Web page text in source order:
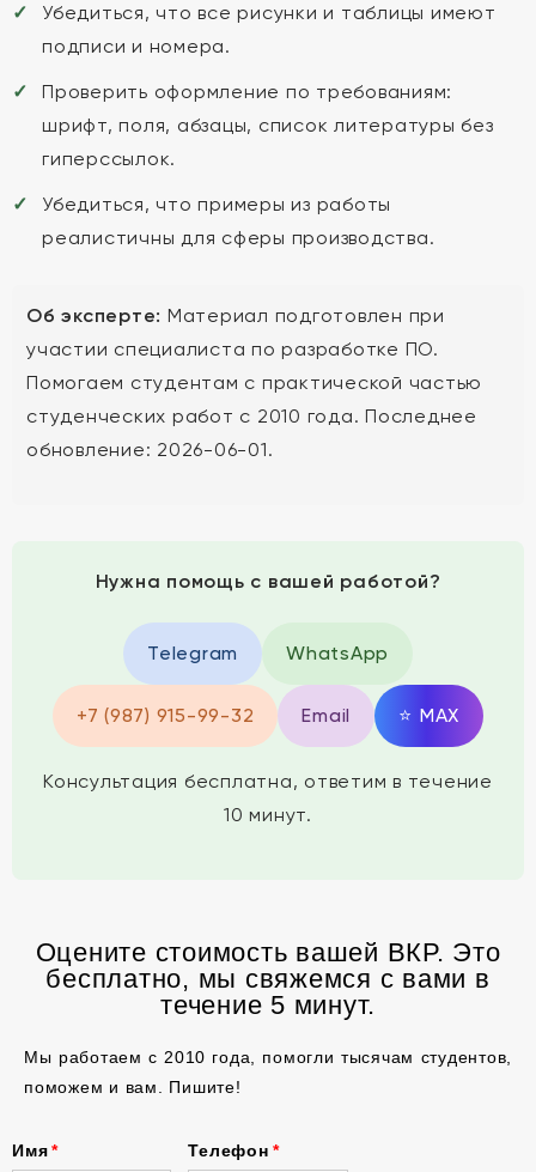
Убедиться, что все рисунки и таблицы имеют
подписи и номера.
Проверить оформление по требованиям:
шрифт, поля, абзацы, список литературы без
гиперссылок.
Убедиться, что примеры из работы
реалистичны для сферы производства.
Об эксперте: Материал подготовлен при
участии специалиста по разработке ПО.
Помогаем студентам с практической частью
студенческих работ с 2010 года. Последнее
обновление: 2026-06-01.
Нужна помощь с вашей работой?
Telegram WhatsApp
+7 (987) 915-99-32 Email ⭐ MAX
Консультация бесплатна, ответим в течение
10 минут.
Оцените стоимость вашей ВКР. Это
бесплатно, мы свяжемся с вами в
течение 5 минут.
Мы работаем с 2010 года, помогли тысячам студентов,
поможем и вам. Пишите!
Имя Телефон